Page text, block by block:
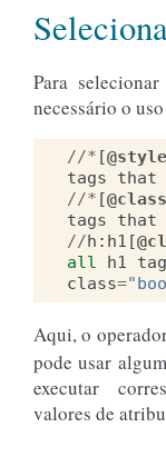
Para
necessário o
//* [@style
tags
that
//* [@class
tags
that
//h : h1 [
all
h1
class=
Aqui, o
pode usar
executar
valores de